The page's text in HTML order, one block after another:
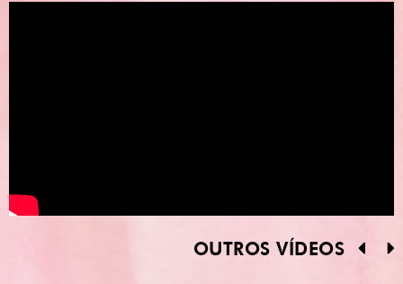
OUTROS VÍDEOS